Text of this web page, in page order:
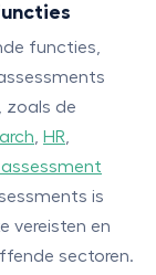
functies,
zoals de
HR
is
vereisten en
sectoren.